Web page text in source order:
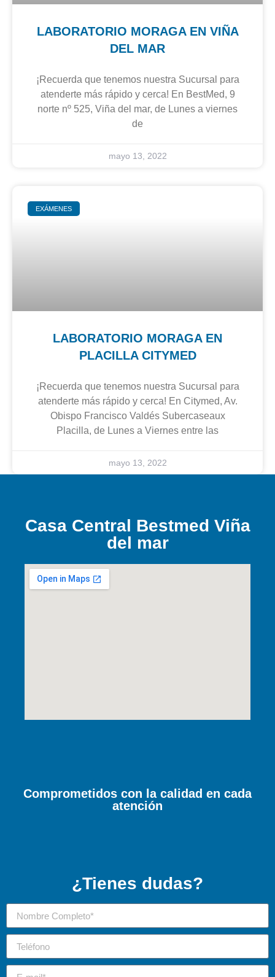
LABORATORIO MORAGA EN VIÑA
DEL MAR
¡Recuerda que tenemos nuestra Sucursal para
atenderte más rápido y cerca! En BestMed, 9
norte nº 525, Viña del mar, de Lunes a viernes
de
mayo 13, 2022
EXÁMENES
LABORATORIO MORAGA EN
PLACILLA CITYMED
¡Recuerda que tenemos nuestra Sucursal para
atenderte más rápido y cerca! En Citymed, Av.
Obispo Francisco Valdés Subercaseaux
Placilla, de Lunes a Viernes entre las
mayo 13, 2022
Casa Central Bestmed Viña
del mar
Comprometidos con la calidad en cada
atención
¿Tienes dudas?